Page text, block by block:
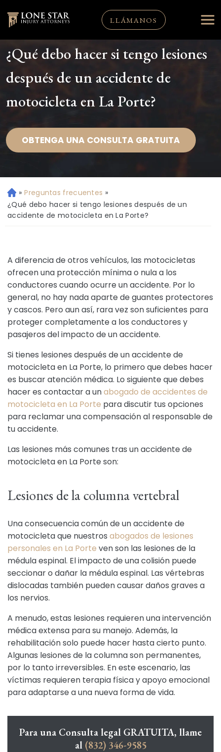
LLÁMANOS
¿Qué debo hacer si tengo lesiones
después de un accidente de
motocicleta en La Porte?
OBTENGA UNA CONSULTA GRATUITA
Ini
ci
o
» Preguntas frecuentes »
¿Qué debo hacer si tengo lesiones después de un
accidente de motocicleta en La Porte?
A diferencia de otros vehículos, las motocicletas
ofrecen una protección mínima o nula a los
conductores cuando ocurre un accidente. Por lo
general, no hay nada aparte de guantes protectores
y cascos. Pero aun así, rara vez son suficientes para
proteger completamente a los conductores y
pasajeros del impacto de un accidente.
Si tienes lesiones después de un accidente de
motocicleta en La Porte, lo primero que debes hacer
es buscar atención médica. Lo siguiente que debes
hacer es contactar a unabogado de accidentes de
motocicleta en La Porte para discutir tus opciones
para reclamar una compensación al responsable de
tu accidente.
Las lesiones más comunes tras un accidente de
motocicleta en La Porte son:
Lesiones de la columna vertebral
Una consecuencia común de un accidente de
motocicleta que nuestros abogados de lesiones
personales en La Porte ven son las lesiones de la
médula espinal. El impacto de una colisión puede
seccionar o dañar la médula espinal. Las vértebras
dislocadas también pueden causar daños graves a
los nervios.
A menudo, estas lesiones requieren una intervención
médica extensa para su manejo. Además, la
rehabilitación solo puede hacer hasta cierto punto.
Algunas lesiones de la columna son permanentes,
por lo tanto irreversibles. En este escenario, las
víctimas requieren terapia física y apoyo emocional
para adaptarse a una nueva forma de vida.
Para una Consulta legal GRATUITA, llame
al (832) 346-9585